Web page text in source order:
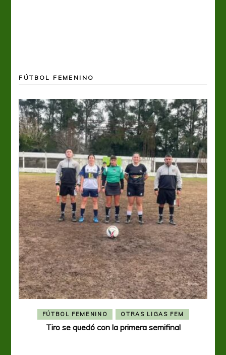
FÚTBOL FEMENINO
FÚTBOL FEMENINO OTRAS LIGAS FEM
Tiro se quedó con la primera semifinal